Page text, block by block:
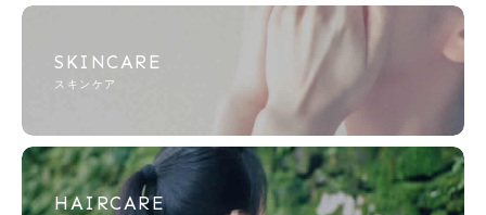
SKINCARE
スキンケア
HAIRCARE